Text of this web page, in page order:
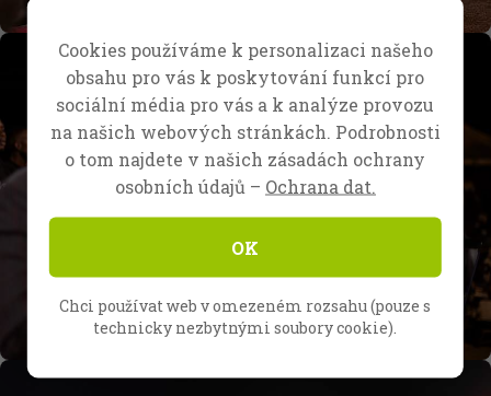
Cookies používáme k personalizaci našeho
obsahu pro vás k poskytování funkcí pro
sociální média pro vás a k analýze provozu
na našich webových stránkách. Podrobnosti
o tom najdete v našich zásadách ochrany
osobních údajů – Ochrana dat.
OK
Chci používat web v omezeném rozsahu (pouze s
technicky nezbytnými soubory cookie).